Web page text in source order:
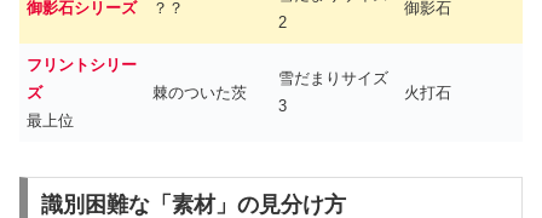
御影石シリーズ ？？
2
御影石
フリントシリー
ズ
最上位
棘のついた茨
雪だまりサイズ
3
火打石
識別困難な「素材」の見分け方